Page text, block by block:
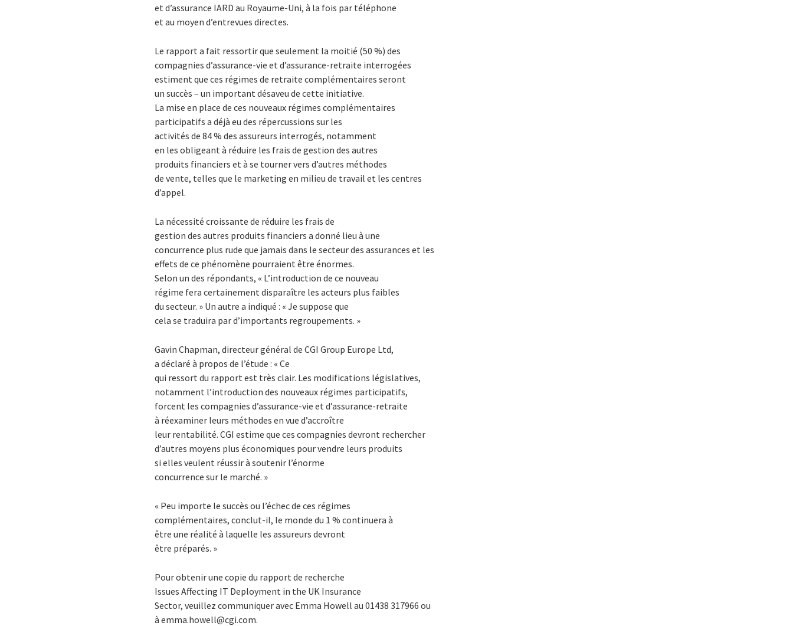
et d’assurance IARD au Royaume-Uni, à la fois par téléphone
et au moyen d’entrevues directes.
Le rapport a fait ressortir que seulement la moitié (50 %) des
compagnies d’assurance-vie et d’assurance-retraite interrogées
estiment que ces régimes de retraite complémentaires seront
un succès – un important désaveu de cette initiative.
La mise en place de ces nouveaux régimes complémentaires
participatifs a déjà eu des répercussions sur les
activités de 84 % des assureurs interrogés, notamment
en les obligeant à réduire les frais de gestion des autres
produits financiers et à se tourner vers d’autres méthodes
de vente, telles que le marketing en milieu de travail et les centres
d’appel.
La nécessité croissante de réduire les frais de
gestion des autres produits financiers a donné lieu à une
concurrence plus rude que jamais dans le secteur des assurances et les
effets de ce phénomène pourraient être énormes.
Selon un des répondants, « L’introduction de ce nouveau
régime fera certainement disparaître les acteurs plus faibles
du secteur. » Un autre a indiqué : « Je suppose que
cela se traduira par d’importants regroupements. »
Gavin Chapman, directeur général de CGI Group Europe Ltd,
a déclaré à propos de l’étude : « Ce
qui ressort du rapport est très clair. Les modifications législatives,
notamment l’introduction des nouveaux régimes participatifs,
forcent les compagnies d’assurance-vie et d’assurance-retraite
à réexaminer leurs méthodes en vue d’accroître
leur rentabilité. CGI estime que ces compagnies devront rechercher
d’autres moyens plus économiques pour vendre leurs produits
si elles veulent réussir à soutenir l’énorme
concurrence sur le marché. »
« Peu importe le succès ou l’échec de ces régimes
complémentaires, conclut-il, le monde du 1 % continuera à
être une réalité à laquelle les assureurs devront
être préparés. »
Pour obtenir une copie du rapport de recherche
Issues Affecting IT Deployment in the UK Insurance
Sector, veuillez communiquer avec Emma Howell au 01438 317966 ou
à emma.howell@cgi.com.